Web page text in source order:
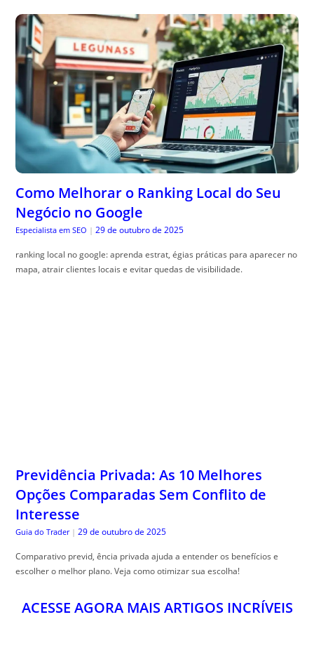
Como Melhorar o Ranking Local do Seu
Negócio no Google
Especialista em SEO | 29 de outubro de 2025
ranking local no google: aprenda estrat, égias práticas para aparecer no
mapa, atrair clientes locais e evitar quedas de visibilidade.
Previdência Privada: As 10 Melhores
Opções Comparadas Sem Conflito de
Interesse
Guia do Trader | 29 de outubro de 2025
Comparativo previd, ência privada ajuda a entender os benefícios e
escolher o melhor plano. Veja como otimizar sua escolha!
ACESSE AGORA MAIS ARTIGOS INCRÍVEIS